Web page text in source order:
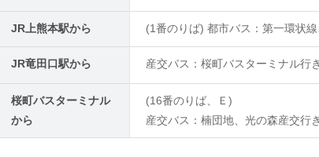
JR上熊本駅から (1番のりば) 都市バス：第一環状
JR竜田口駅から 産交バス：桜町バスターミナル行
桜町バスターミナル
から
(16番のりば、Ｅ)
産交バス：楠団地、光の森産交行